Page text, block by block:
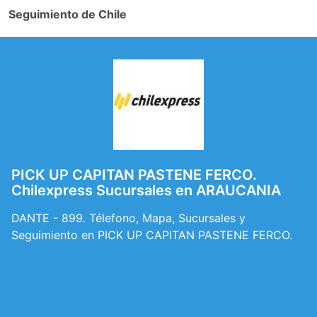
Seguimiento de Chile
PICK UP CAPITAN PASTENE FERCO.
Chilexpress Sucursales en ARAUCANIA
DANTE - 899. Télefono, Mapa, Sucursales y
Seguimiento en PICK UP CAPITAN PASTENE FERCO.